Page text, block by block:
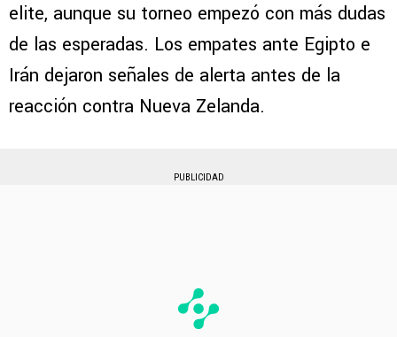
elite, aunque su torneo empezó con más dudas
de las esperadas. Los empates ante Egipto e
Irán dejaron señales de alerta antes de la
reacción contra Nueva Zelanda.
PUBLICIDAD